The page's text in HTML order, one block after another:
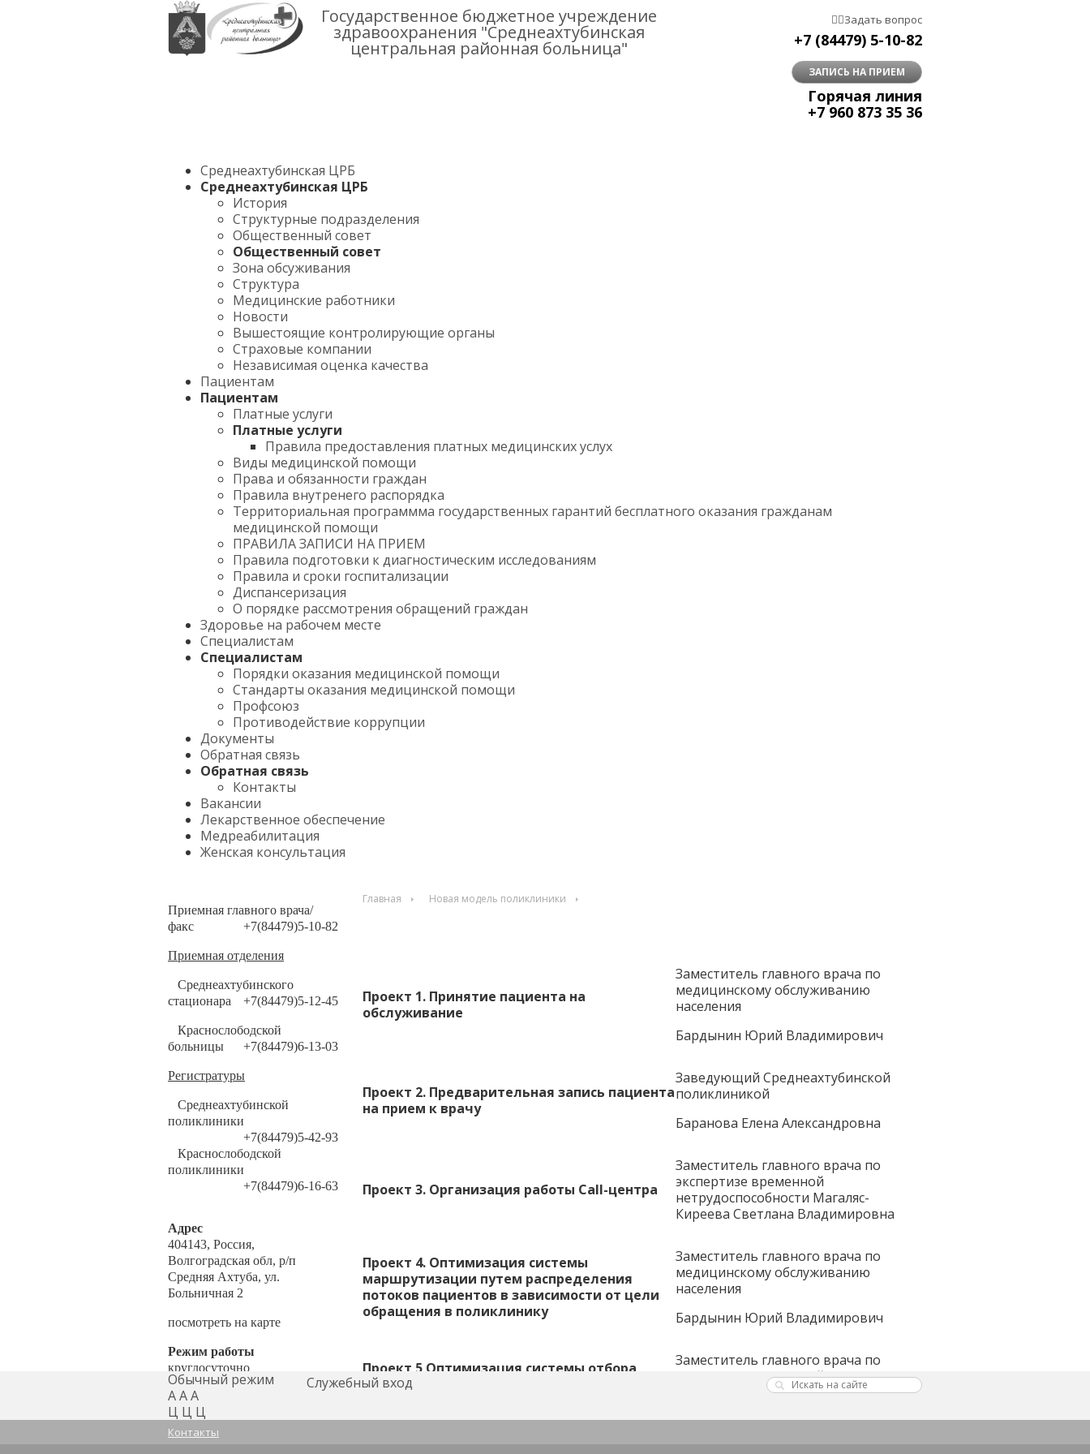
Государственное бюджетное учреждение
здравоохранения "Среднеахтубинская
центральная районная больница"
Задать вопрос
+7 (84479) 5-10-82
ЗАПИСЬ НА ПРИЕМ
Горячая линия
+7 960 873 35 36
Среднеахтубинская ЦРБ
Среднеахтубинская ЦРБ
История
Структурные подразделения
Общественный совет
Общественный совет
Зона обсуживания
Структура
Медицинские работники
Новости
Вышестоящие контролирующие органы
Страховые компании
Независимая оценка качества
Пациентам
Пациентам
Платные услуги
Платные услуги
Правила предоставления платных медицинских услух
Виды медицинской помощи
Права и обязанности граждан
Правила внутренего распорядка
Территориальная программма государственных гарантий бесплатного оказания гражданам
медицинской помощи
ПРАВИЛА ЗАПИСИ НА ПРИЕМ
Правила подготовки к диагностическим исследованиям
Правила и сроки госпитализации
Диспансеризация
О порядке рассмотрения обращений граждан
Здоровье на рабочем месте
Специалистам
Специалистам
Порядки оказания медицинской помощи
Стандарты оказания медицинской помощи
Профсоюз
Противодействие коррупции
Документы
Обратная связь
Обратная связь
Контакты
Вакансии
Лекарственное обеспечение
Медреабилитация
Женская консультация
Приемная главного врача/
факс
+7(84479)5-10-82
Приемная отделения
Среднеахтубинского
стационара
+7(84479)5-12-45
Краснослободской
больницы
+7(84479)6-13-03
Регистратуры
Среднеахтубинской
поликлиники
+7(84479)5-42-93
Краснослободской
поликлиники
+7(84479)6-16-63
Адрес
404143, Россия,
Волгоградская обл, р/п
Средняя Ахтуба, ул.
Больничная 2
посмотреть на карте
Режим работы
круглосуточно
Зона обслуживания
Среднеахтубинский район
Волгоградской области
Главная Новая модель поликлиники
Проект 1. Принятие пациента на
обслуживание
Заместитель главного врача по
медицинскому обслуживанию
населения
Бардынин Юрий Владимирович
Проект 2. Предварительная запись пациента
на прием к врачу
Заведующий Среднеахтубинской
поликлиникой
Баранова Елена Александровна
Проект 3. Организация работы Call-центра
Заместитель главного врача по
экспертизе временной
нетрудоспособности Магаляс-
Киреева Светлана Владимировна
Проект 4. Оптимизация системы
маршрутизации путем распределения
потоков пациентов в зависимости от цели
обращения в поликлинику
Заместитель главного врача по
медицинскому обслуживанию
населения
Бардынин Юрий Владимирович
Проект 5 Оптимизация системы отбора
амбулаторных карт по предварительной
Заместитель главного врача по
экспертизе временной
нетрудоспособности Магаляс-
Обычный режим
ААА
Ц Ц Ц
Служебный вход
Контакты